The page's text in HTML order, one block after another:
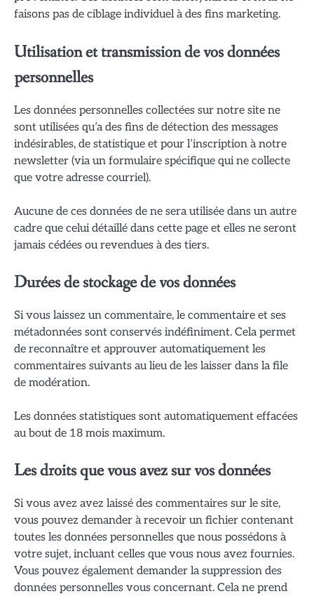
faisons pas de ciblage individuel à des fins marketing.
Utilisation et transmission de vos données
personnelles
Les données personnelles collectées sur notre site ne
sont utilisées qu’a des fins de détection des messages
indésirables, de statistique et pour l’inscription à notre
newsletter (via un formulaire spécifique qui ne collecte
que votre adresse courriel).
Aucune de ces données de ne sera utilisée dans un autre
cadre que celui détaillé dans cette page et elles ne seront
jamais cédées ou revendues à des tiers.
Durées de stockage de vos données
Si vous laissez un commentaire, le commentaire et ses
métadonnées sont conservés indéfiniment. Cela permet
de reconnaître et approuver automatiquement les
commentaires suivants au lieu de les laisser dans la file
de modération.
Les données statistiques sont automatiquement effacées
au bout de 18 mois maximum.
Les droits que vous avez sur vos données
Si vous avez avez laissé des commentaires sur le site,
vous pouvez demander à recevoir un fichier contenant
toutes les données personnelles que nous possédons à
votre sujet, incluant celles que vous nous avez fournies.
Vous pouvez également demander la suppression des
données personnelles vous concernant. Cela ne prend